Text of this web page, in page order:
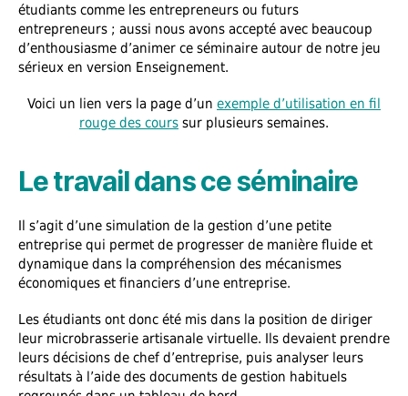
étudiants comme les entrepreneurs ou futurs
entrepreneurs ; aussi nous avons accepté avec beaucoup
d’enthousiasme d’animer ce séminaire autour de notre jeu
sérieux en version Enseignement.
Voici un lien vers la page d’un exemple d’utilisation en fil
rouge des cours sur plusieurs semaines.
Le travail dans ce séminaire
Il s’agit d’une simulation de la gestion d’une petite
entreprise qui permet de progresser de manière fluide et
dynamique dans la compréhension des mécanismes
économiques et financiers d’une entreprise.
Les étudiants ont donc été mis dans la position de diriger
leur microbrasserie artisanale virtuelle. Ils devaient prendre
leurs décisions de chef d’entreprise, puis analyser leurs
résultats à l’aide des documents de gestion habituels